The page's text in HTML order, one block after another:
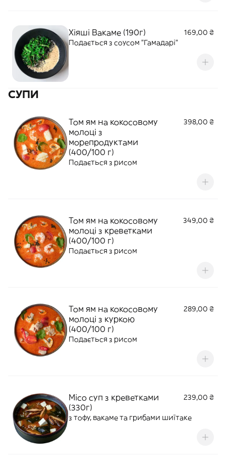
Хіяші Вакаме (190г)
169,00 ₴
Подається з соусом "Гамадарі"
СУПИ
Том ям на кокосовому
молоці з
морепродуктами
(400/100 г)
398,00 ₴
Подається з рисом
Том ям на кокосовому
молоці з креветками
(400/100 г)
349,00 ₴
Подається з рисом
Том ям на кокосовому
молоці з куркою
(400/100 г)
289,00 ₴
Подається з рисом
Місо суп з креветками
(330г)
239,00 ₴
з тофу, вакаме та грибами шиїтаке